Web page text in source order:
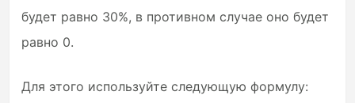
будет равно 30%, в противном случае оно будет
равно 0.
Для этого используйте следующую формулу: